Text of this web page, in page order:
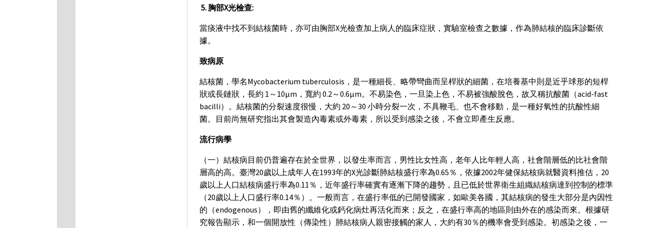
5. 胸部X光檢查:
當痰液中找不到結核菌時，亦可由胸部X光檢查加上病人的臨床症狀，實驗室檢查之數據，作為肺結核的臨床診斷依
據。
致病原
結核菌，學名Mycobacterium tuberculosis，是一種細長、略帶彎曲而呈桿狀的細菌，在培養基中則是近乎球形的短桿
狀或長鏈狀，長約 1～10μm，寬約 0.2～0.6μm。不易染色，一旦染上色，不易被強酸脫色，故又稱抗酸菌（acid-fast
bacilli）。結核菌的分裂速度很慢，大約 20～30 小時分裂一次，不具鞭毛、也不會移動，是一種好氧性的抗酸性細
菌。目前尚無研究指出其會製造內毒素或外毒素，所以受到感染之後，不會立即產生反應。
流行病學
（一）結核病目前仍普遍存在於全世界，以發生率而言，男性比女性高，老年人比年輕人高，社會階層低的比社會階
層高的高。臺灣20歲以上成年人在1993年的X光診斷肺結核盛行率為0.65％，依據2002年健保結核病就醫資料推估，20
歲以上人口結核病盛行率為0.11％，近年盛行率確實有逐漸下降的趨勢，且已低於世界衛生組織結核病達到控制的標準
（20歲以上人口盛行率0.14％）。一般而言，在盛行率低的已開發國家，如歐美各國，其結核病的發生大部分是內因性
的（endogenous），即由舊的纖維化或鈣化病灶再活化而來；反之，在盛行率高的地區則由外在的感染而來。根據研
究報告顯示，和一個開放性（傳染性）肺結核病人親密接觸的家人，大約有30％的機率會受到感染。初感染之後，一